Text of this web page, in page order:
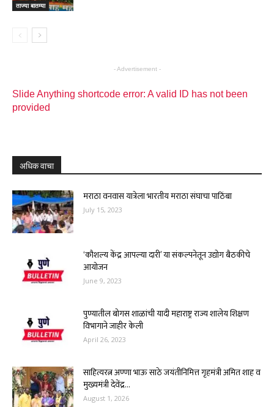
ताज्या बातम्या
- Advertisement -
Slide Anything shortcode error: A valid ID has not been
provided
अधिक वाचा
मराठा वनवास यात्रेला भारतीय मराठा संघाचा पाठिंबा
July 15, 2023
‘कौशल्य केंद्र आपल्या दारी’ या संकल्पनेतून उद्योग बैठकीचे
आयोजन
June 9, 2023
पुण्यातील बोगस शाळांची यादी महाराष्ट्र राज्य शालेय शिक्षण
विभागाने जाहीर केली
April 26, 2023
साहित्यरत्न अण्णा भाऊ साठे जयंतीनिमित्त गृहमंत्री अमित शाह व
मुख्यमंत्री देवेंद्र...
August 1, 2026